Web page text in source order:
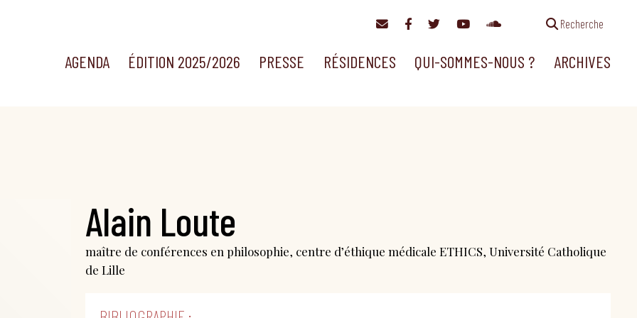
Recherche
AGENDA ÉDITION 2025/2026 PRESSE RÉSIDENCES QUI-SOMMES-NOUS ? ARCHIVES
Alain Loute
maître de conférences en philosophie, centre d’éthique médicale ETHICS, Université Catholique
de Lille